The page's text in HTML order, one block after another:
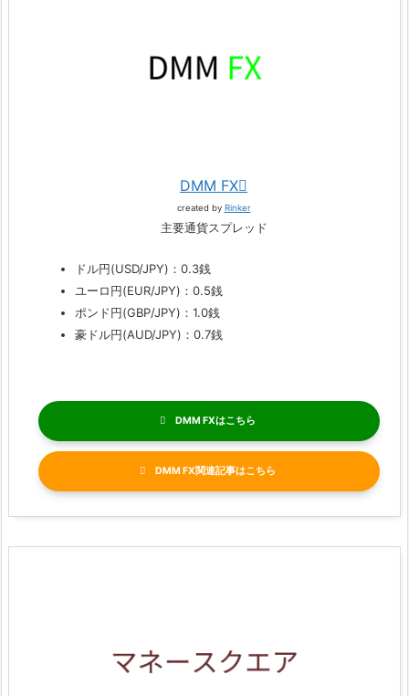
DMM FX
created by Rinker
主要通貨スプレッド
ドル円(USD/JPY)：0.3銭
ユーロ円(EUR/JPY)：0.5銭
ポンド円(GBP/JPY)：1.0銭
豪ドル円(AUD/JPY)：0.7銭
DMM FX
DMM FX関連記事